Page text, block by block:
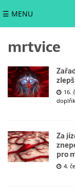
☰ MENU
mrtvice
16.
Za
pro
4.